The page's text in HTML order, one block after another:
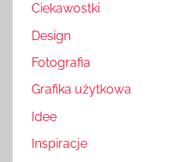
Ciekawostki
Design
Fotografia
Grafika użytkowa
Idee
Inspiracje